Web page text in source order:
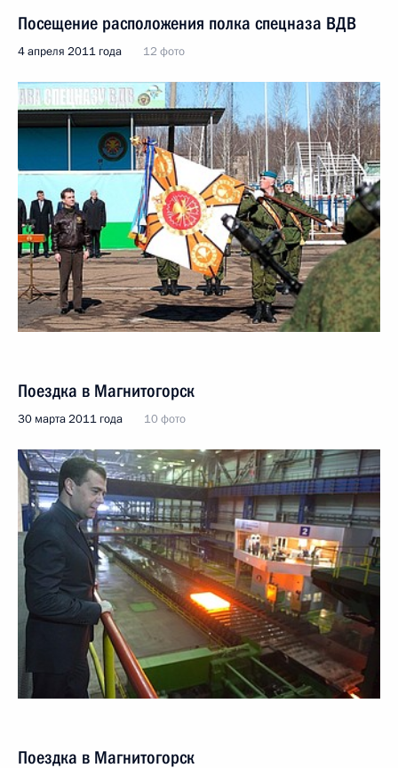
Посещение расположения полка спецназа ВДВ
4 апреля 2011 года 12 фото
Поездка в Магнитогорск
30 марта 2011 года 10 фото
Поездка в Магнитогорск